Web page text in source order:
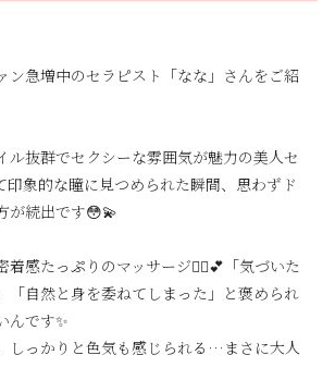
ン急増中のセラピスト「なな」さんをご紹
ル抜群でセクシーな雰囲気が魅力の美人セ
印象的な瞳に見つめられた瞬間、思わずド
が続出です😳💫
着感たっぷりのマッサージ💆‍♂️💕「気づいた
「自然と身を委ねてしまった」と褒められ
んです✨
しっかりと色気も感じられる…まさに大人